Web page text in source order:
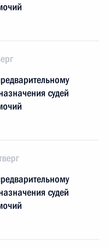
судей
судей